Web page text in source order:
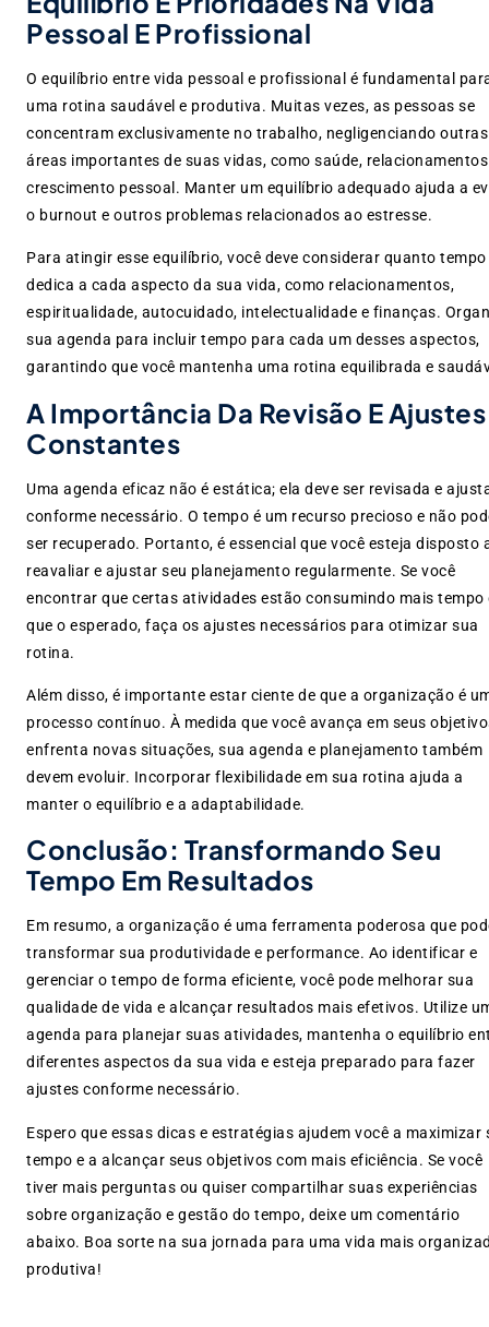
Pessoal E Profissional
O equilíbrio entre vida pessoal e profissional é fundamental
uma rotina saudável e produtiva. Muitas vezes, as pessoas se
concentram exclusivamente no trabalho, negligenciando outras
áreas importantes de suas vidas, como saúde,
crescimento pessoal. Manter um equilíbrio adequado ajuda a
o burnout e outros problemas relacionados ao estresse.
Para atingir esse equilíbrio, você deve considerar quanto tempo
dedica a cada aspecto da sua vida, como relacionamentos,
espiritualidade, autocuidado, intelectualidade e finanças.
sua agenda para incluir tempo para cada um desses aspectos,
garantindo que você mantenha uma rotina equilibrada e
A Importância Da Revisão E Ajustes
Constantes
Uma agenda eficaz não é estática; ela deve ser revisada e
conforme necessário. O tempo é um recurso precioso e não
ser recuperado. Portanto, é essencial que você esteja disposto
reavaliar e ajustar seu planejamento regularmente. Se você
encontrar que certas atividades estão consumindo mais tempo
que o esperado, faça os ajustes necessários para otimizar sua
rotina.
Além disso, é importante estar ciente de que a organização é
processo contínuo. À medida que você avança em seus
enfrenta novas situações, sua agenda e planejamento também
devem evoluir. Incorporar flexibilidade em sua rotina ajuda a
manter o equilíbrio e a adaptabilidade.
Conclusão: Transformando Seu
Tempo Em Resultados
Em resumo, a organização é uma ferramenta poderosa que
transformar sua produtividade e performance. Ao identificar e
gerenciar o tempo de forma eficiente, você pode melhorar sua
qualidade de vida e alcançar resultados mais efetivos. Utilize
agenda para planejar suas atividades, mantenha o equilíbrio
diferentes aspectos da sua vida e esteja preparado para fazer
ajustes conforme necessário.
Espero que essas dicas e estratégias ajudem você a maximizar
tempo e a alcançar seus objetivos com mais eficiência. Se você
tiver mais perguntas ou quiser compartilhar suas experiências
sobre organização e gestão do tempo, deixe um comentário
abaixo. Boa sorte na sua jornada para uma vida mais
produtiva!